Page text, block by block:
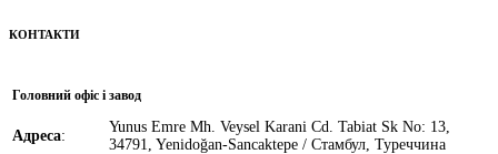
КОНТАКТИ
Головний офіс і завод
Адреса:
Yunus Emre Mh. Veysel Karani Cd. Tabiat Sk No: 13,
34791, Yenidoğan-Sancaktepe / Стамбул, Туреччина